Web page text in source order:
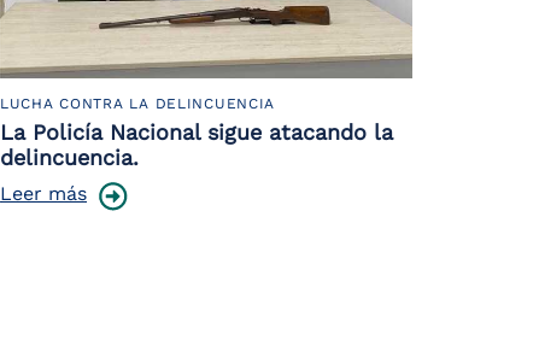
LUCHA CONTRA LA DELINCUENCIA
La Policía Nacional sigue atacando la
delincuencia.
Leer más